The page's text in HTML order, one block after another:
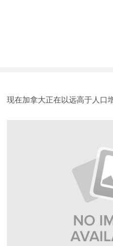
现在加拿大正在以远高于人口